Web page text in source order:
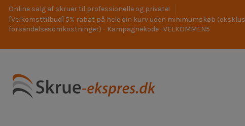
Online salg af skruer til professionelle og private!
[Velkomsttilbud] 5% rabat på hele din kurv uden minimumskøb
forsendelsesomkostninger) - Kampagnekode : VELKOMMEN5